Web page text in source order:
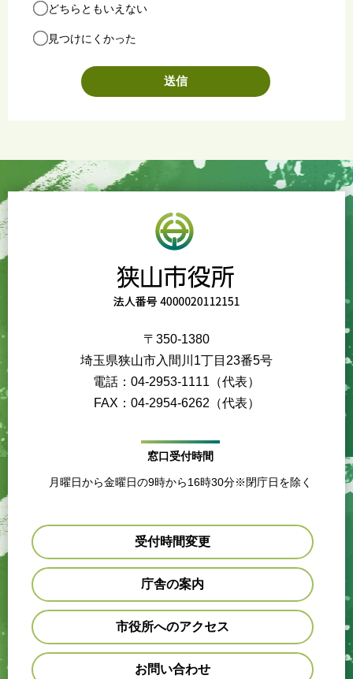
どちらともいえない
見つけにくかった
〒350-1380
埼玉県狭山市入間川1丁目23番5号
電話：04-2953-1111（代表）
FAX：04-2954-6262（代表）
窓口受付時間
月曜日から金曜日の9時から16時30分※閉庁日を除く
受付時間変更
庁舎の案内
市役所へのアクセス
お問い合わせ